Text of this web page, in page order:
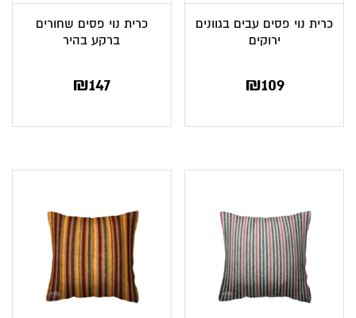
כרית נוי פסים עבים בגוונים
ירוקים
₪109
כרית נוי פסים שחורים
ברקע בהיר
₪147